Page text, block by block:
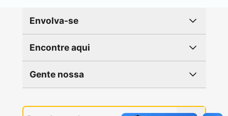
Envolva-se
Encontre aqui
Gente nossa